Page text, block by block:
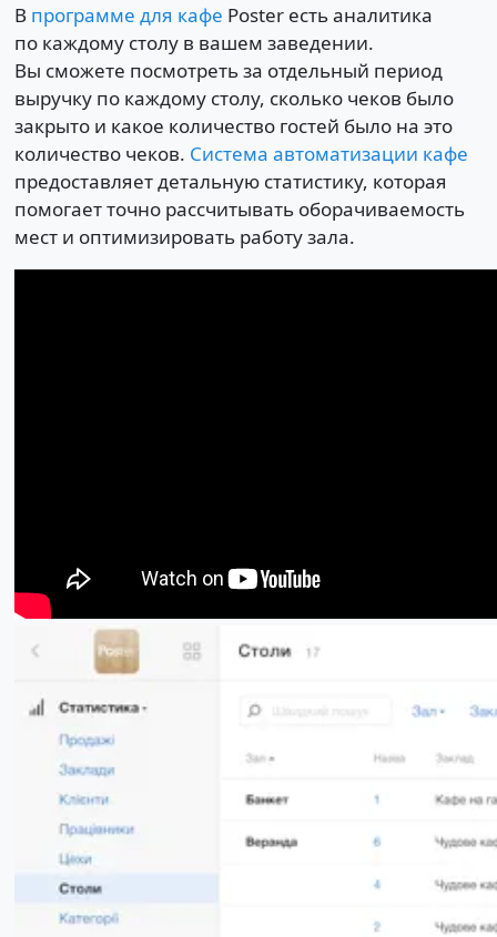
В программе для кафе Poster есть аналитика
по каждому столу в вашем заведении.
Вы сможете посмотреть за отдельный период
выручку по каждому столу, сколько чеков было
закрыто и какое количество гостей было на это
количество чеков. Система автоматизации кафе
предоставляет детальную статистику, которая
помогает точно рассчитывать оборачиваемость
мест и оптимизировать работу зала.